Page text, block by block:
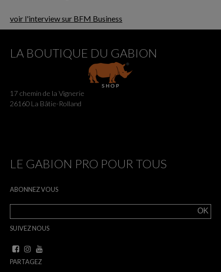
voir l'interview sur BFM Business
LA BOUTIQUE DU GABION
17 chemin de la Vignerie
26160 La Bâtie-Rolland
LE GABION PRO POUR TOUS
ABONNEZ VOUS
SUIVEZ NOUS
PARTAGEZ